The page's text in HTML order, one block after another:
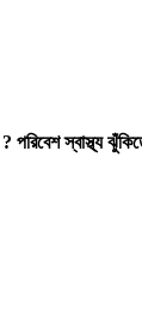
? পরিবেশ স্বাস্থ্য